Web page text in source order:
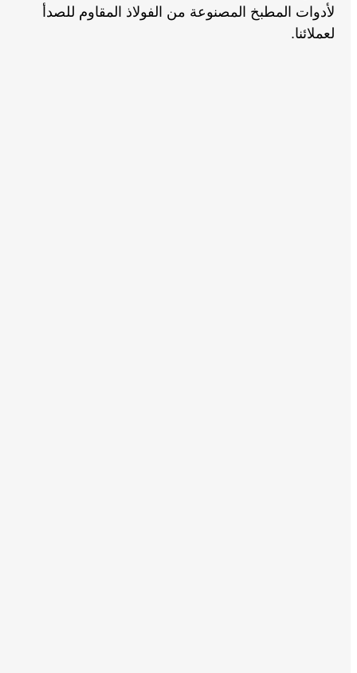
لأدوات المطبخ المصنوعة من الفولاذ المقاوم للصدأ
لعملائنا.